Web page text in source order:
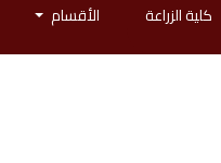
كلية الزراعة الأقسام